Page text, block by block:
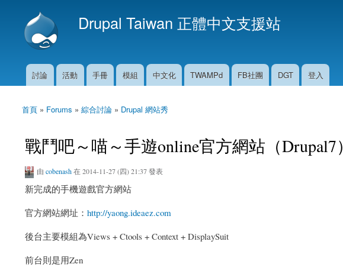
Drupal Taiwan 正體中文支援站
主選單
討論 活動 手冊 模組 中文化 TWAMPd FB社團 DGT 登入
您在這裡
首頁 » Forums » 綜合討論 » Drupal 網站秀
戰鬥吧～喵～手遊online官方網站（Drupal7）
由 cobenash在 2014-11-27 (四) 21:37 發表
新完成的手機遊戲官方網站
官方網站網址： http://yaong.ideaez.com
後台主要模組為Views + Ctools + Context + DisplaySuit
前台則是用Zen